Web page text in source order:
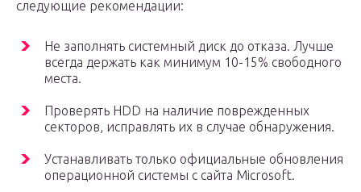
следующие рекомендации:
Не заполнять системный диск до отказа. Лучше
всегда держать как минимум 10-15% свободного
места.
Проверять HDD на наличие поврежденных
секторов, исправлять их в случае обнаружения.
Устанавливать только официальные обновления
операционной системы с сайта Microsoft.